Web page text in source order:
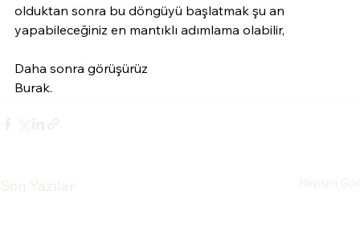
olduktan sonra bu döngüyü başlatmak şu an
yapabileceğiniz en mantıklı adımlama olabilir,
Daha sonra görüşürüz
Burak.
Son Yazılar Hepsini Gör